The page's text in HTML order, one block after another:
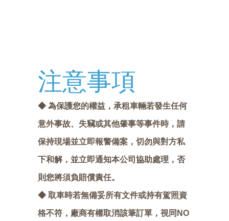
注意事項
◆ 為保護您的權益，承租車輛若發生任何
意外事故、失竊或其他肇事等事件時，請
保持現場並立即報警備案，切勿與對方私
下和解，並立即通知本公司協助處理，否
則您將須負賠償責任。
◆ 取車時若無備妥所有文件或持有駕照資
格不符，廠商有權取消該筆訂單，視同NO